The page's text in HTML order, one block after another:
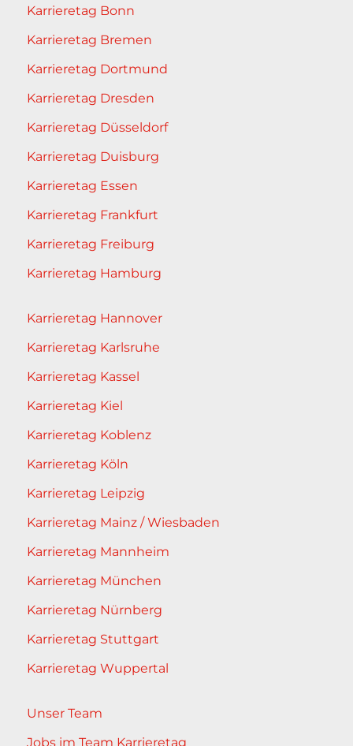
Karrieretag Bonn
Karrieretag Bremen
Karrieretag Dortmund
Karrieretag Dresden
Karrieretag Düsseldorf
Karrieretag Duisburg
Karrieretag Essen
Karrieretag Frankfurt
Karrieretag Freiburg
Karrieretag Hamburg
Karrieretag Hannover
Karrieretag Karlsruhe
Karrieretag Kassel
Karrieretag Kiel
Karrieretag Koblenz
Karrieretag Köln
Karrieretag Leipzig
Karrieretag Mainz / Wiesbaden
Karrieretag Mannheim
Karrieretag München
Karrieretag Nürnberg
Karrieretag Stuttgart
Karrieretag Wuppertal
Unser Team
Jobs im Team Karrieretag